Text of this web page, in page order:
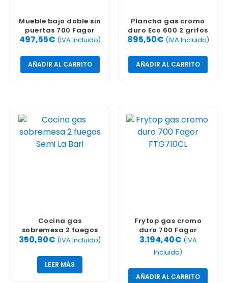
Mueble bajo doble sin
puertas 700 Fagor
497,55€ (IVA Incluido)
AÑADIR AL CARRITO
Plancha gas cromo
duro Eco 600 2 grifos
termostatico
895,50€ (IVA Incluido)
AÑADIR AL CARRITO
Cocina gas
sobremesa 2 fuegos
Semi La Bari
350,90€ (IVA Incluido)
LEER MÁS
Frytop gas cromo
duro 700 Fagor
FTG710CL
3.194,40€ (IVA
Incluido)
AÑADIR AL CARRITO